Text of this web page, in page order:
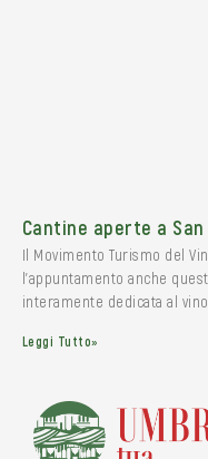
Cantine aperte a
Il Movimento Turismo del
l’appuntamento anche
interamente dedicata al
Leggi Tutto»